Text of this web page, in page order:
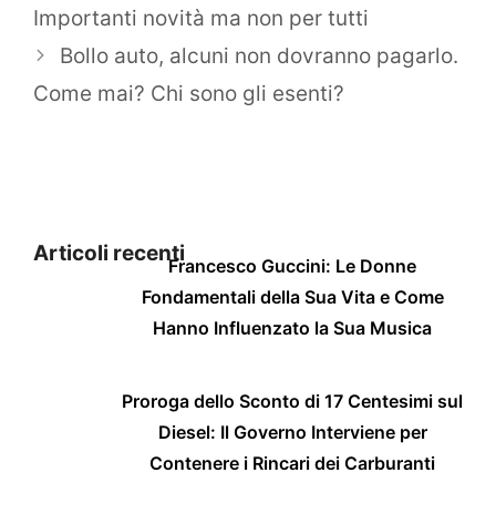
Importanti novità ma non per tutti
Bollo auto, alcuni non dovranno pagarlo.
Come mai? Chi sono gli esenti?
Articoli recentiFrancesco Guccini: Le Donne
Fondamentali della Sua Vita e Come
Hanno Influenzato la Sua Musica
Proroga dello Sconto di 17 Centesimi sul
Diesel: Il Governo Interviene per
Contenere i Rincari dei Carburanti